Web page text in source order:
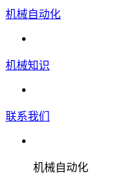
机械自动化
机械知识
联系我们
机械自动化